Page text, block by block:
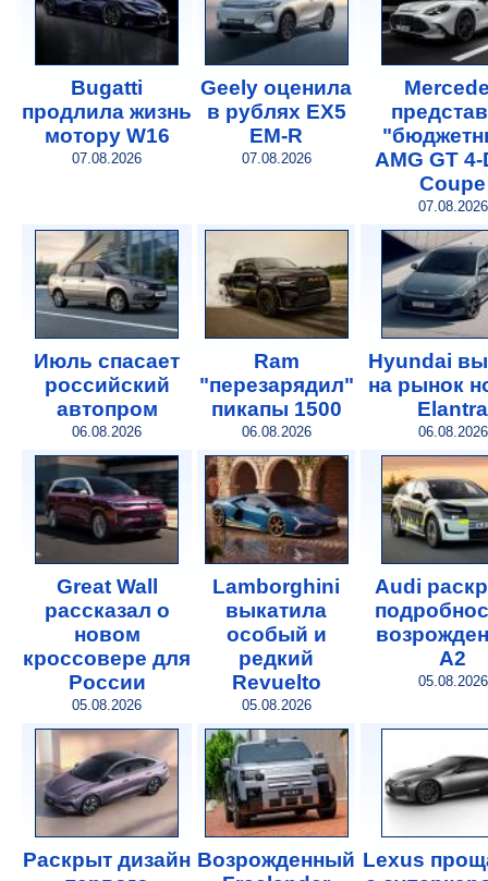
Bugatti
продлила жизнь
мотору W16
07.08.2026
Geely оценила
в рублях EX5
EM-R
07.08.2026
AMG GT
Coupe
07.08.2026
Июль спасает
российский
автопром
06.08.2026
Ram
"перезарядил"
пикапы 1500
06.08.2026
Hyundai
на рынок
Elantra
06.08.2026
Great Wall
рассказал о
новом
кроссовере для
России
05.08.2026
Lamborghini
выкатила
особый и
редкий
Revuelto
05.08.2026
Audi
A2
05.08.2026
Раскрыт дизайн Возрожденный Lexus